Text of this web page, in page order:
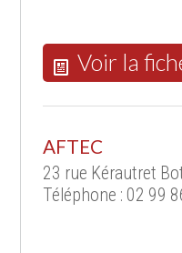
Voir la
AFTEC
23 rue Kérautret
Téléphone : 02 99